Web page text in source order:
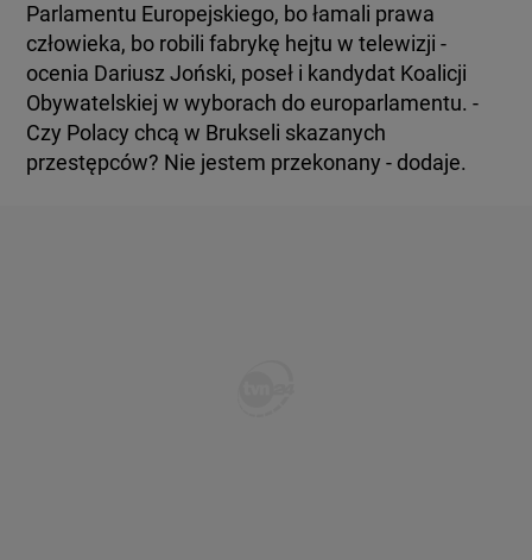
Parlamentu Europejskiego, bo łamali prawa
człowieka, bo robili fabrykę hejtu w telewizji -
ocenia Dariusz Joński, poseł i kandydat Koalicji
Obywatelskiej w wyborach do europarlamentu. -
Czy Polacy chcą w Brukseli skazanych
przestępców? Nie jestem przekonany - dodaje.